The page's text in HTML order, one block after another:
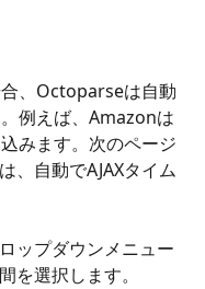
、Octoparseは自動
例えば、Amazonは
みます。次のページ
、自動でAJAXタイム
ップダウンメニュー
を選択します。